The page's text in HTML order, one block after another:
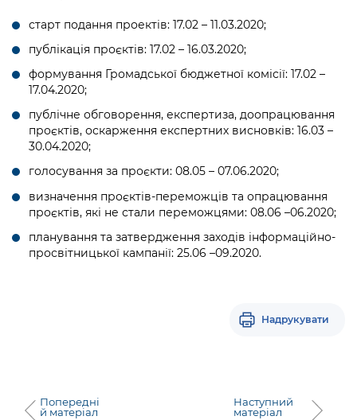
старт подання проектів: 17.02 – 11.03.2020;
публікація проєктів: 17.02 – 16.03.2020;
формування Громадської бюджетної комісії: 17.02 –
17.04.2020;
публічне обговорення, експертиза, доопрацювання
проєктів, оскарження експертних висновків: 16.03 –
30.04.2020;
голосування за проєкти: 08.05 – 07.06.2020;
визначення проєктів-переможців та опрацювання
проєктів, які не стали переможцями: 08.06 –06.2020;
планування та затвердження заходів інформаційно-
просвітницької кампанії: 25.06 –09.2020.
Надрукувати
Попередні
й матеріал
Наступний
матеріал